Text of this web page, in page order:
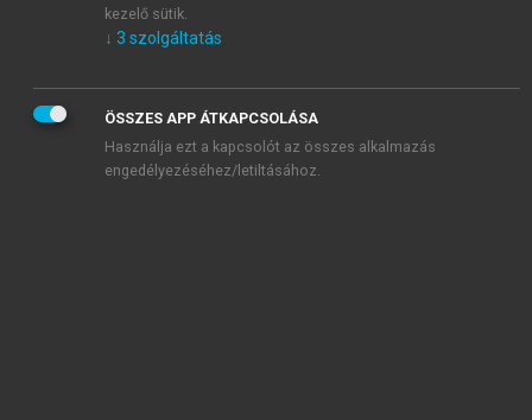
KIPRÓBÁLOM
kezelő sütik.
↓ 3 szolgáltatás
ÖSSZES APP ÁTKAPCSOLÁSA
Használja ezt a kapcsolót az összes alkalmazás
engedélyezéséhez/letiltásához.